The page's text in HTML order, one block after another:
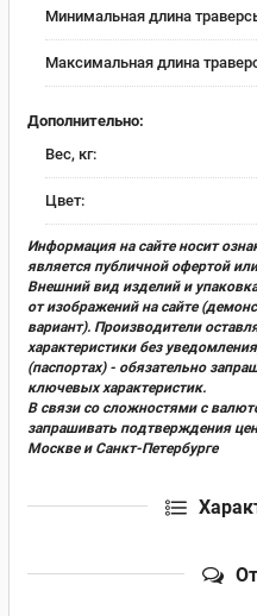
Минимальная длина
Максимальная длина
Дополнительно:
Вес, кг:
Цвет:
Информация на сайте носит
является публичной офертой
Внешний вид изделий и
от изображений на сайте
вариант). Производители
характеристики без
(паспортах) - обязательно
ключевых характеристик.
В связи со сложностями с
запрашивать подтверждения
Москве и Санкт-Петербурге